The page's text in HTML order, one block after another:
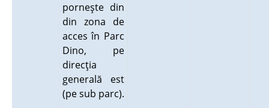
porneşte din
din zona de
acces în Parc
Dino, pe
direcţia
generală est
(pe sub parc).